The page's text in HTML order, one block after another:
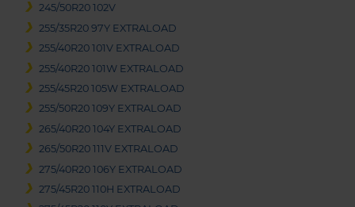
245/50R20 102V
255/35R20 97Y EXTRALOAD
255/40R20 101V EXTRALOAD
255/40R20 101W EXTRALOAD
255/45R20 105W EXTRALOAD
255/50R20 109Y EXTRALOAD
265/40R20 104Y EXTRALOAD
265/50R20 111V EXTRALOAD
275/40R20 106Y EXTRALOAD
275/45R20 110H EXTRALOAD